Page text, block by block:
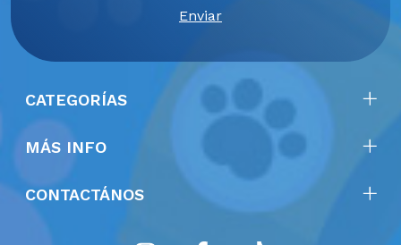
CATEGORÍAS
MÁS INFO
CONTACTÁNOS